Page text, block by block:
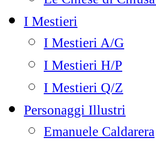
I Mestieri
I Mestieri A/G
I Mestieri H/P
I Mestieri Q/Z
Personaggi Illustri
Emanuele Caldarera